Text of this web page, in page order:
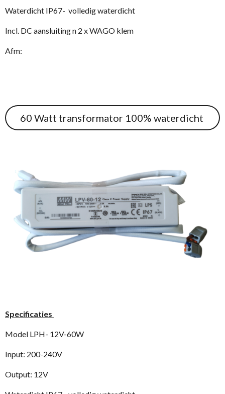
Waterdicht IP67- volledig waterdicht
Incl. DC aansluiting n 2 x WAGO klem
Afm:
60 Watt transformator 100% waterdicht
Specificaties
Model LPH- 12V-60W
Input: 200-240V
Output: 12V